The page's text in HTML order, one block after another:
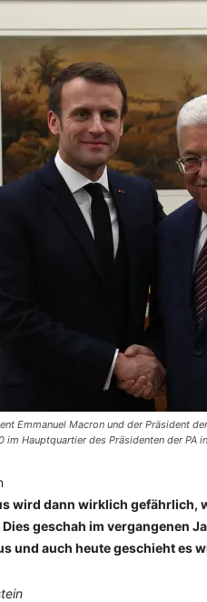
Emmanuel Macron und der Präsident
im Hauptquartier des Präsidenten der PA
wird dann wirklich gefährlich,
geschah im vergangenen
und auch heute geschieht es